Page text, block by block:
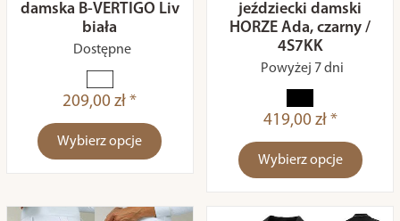
damska B-VERTIGO Liv
biała
Dostępne
209,00 zł *
Wybierz opcje
jeździecki damski
HORZE Ada, czarny /
4S7KK
Powyżej 7 dni
419,00 zł *
Wybierz opcje